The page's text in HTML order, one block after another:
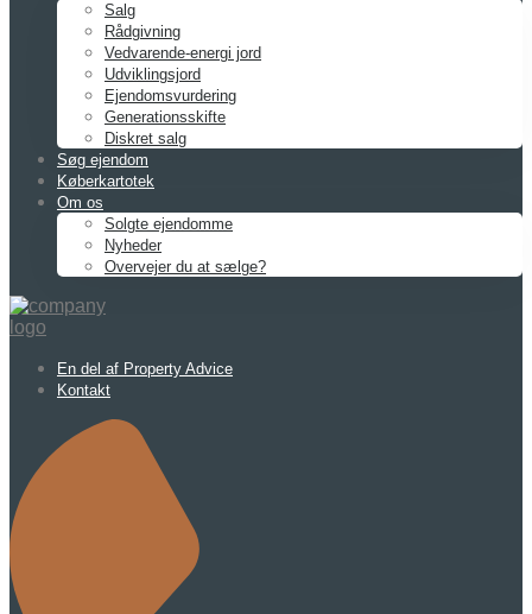
Salg
Rådgivning
Vedvarende-energi jord
Udviklingsjord
Ejendomsvurdering
Generationsskifte
Diskret salg
Søg ejendom
Køberkartotek
Om os
Solgte ejendomme
Nyheder
Overvejer du at sælge?
En del af Property Advice
Kontakt